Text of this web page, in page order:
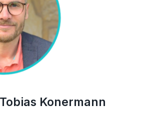
Konermann